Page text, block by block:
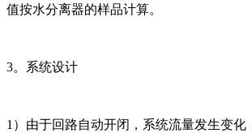
值按水分离器的样品计算。
3。系统设计
1）由于回路自动开闭，系统流量发生变化